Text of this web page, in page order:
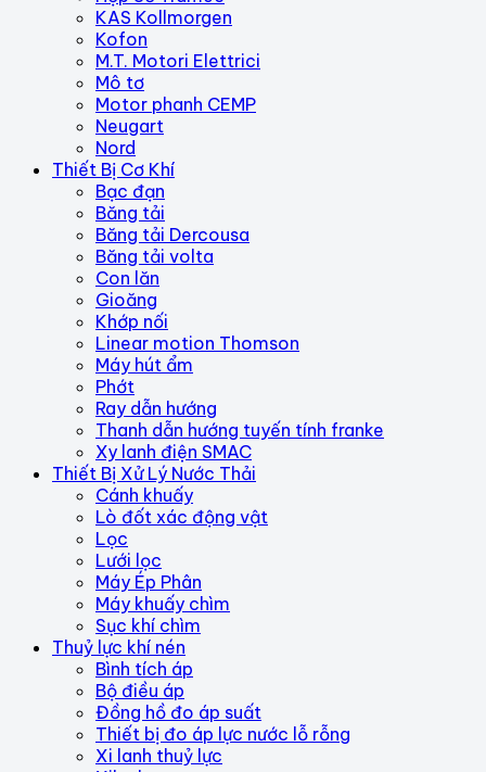
KAS Kollmorgen
Kofon
M.T. Motori Elettrici
Mô tơ
Motor phanh CEMP
Neugart
Nord
Thiết Bị Cơ Khí
Bạc đạn
Băng tải
Băng tải Dercousa
Băng tải volta
Con lăn
Gioăng
Khớp nối
Linear motion Thomson
Máy hút ẩm
Phớt
Ray dẫn hướng
Thanh dẫn hướng tuyến tính franke
Xy lanh điện SMAC
Thiết Bị Xử Lý Nước Thải
Cánh khuấy
Lò đốt xác động vật
Lọc
Lưới lọc
Máy Ép Phân
Máy khuấy chìm
Sục khí chìm
Thuỷ lực khí nén
Bình tích áp
Bộ điều áp
Đồng hồ đo áp suất
Thiết bị đo áp lực nước lỗ rỗng
Xi lanh thuỷ lực